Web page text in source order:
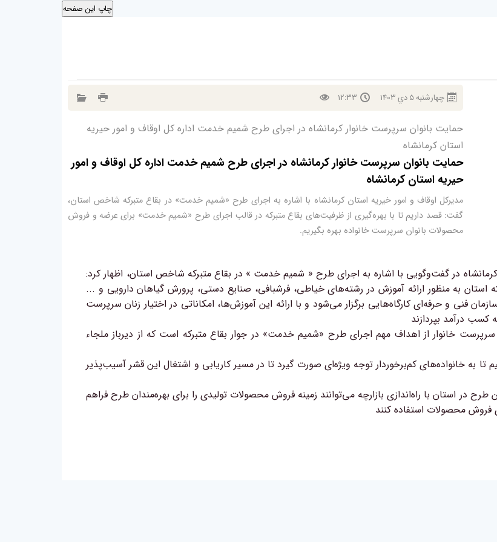
چهارشنبه5دي 1403
12:33
حمایت بانوان سرپرست خانوار کرمانشاه در اجرای طرح شمیم خدمت اداره کل اوقاف و امور حیریه
استان کرمانشاه
حمایت بانوان سرپرست خانوار کرمانشاه در اجرای طرح شمیم خدمت اداره کل اوقاف و امور
حیریه استان کرمانشاه
مدیرکل اوقاف و امور خیریه استان کرمانشاه با اشاره به اجرای طرح «شمیم خدمت» در بقاع متبرکه شاخص استان،
گفت: قصد داریم تا با بهره‌گیری از ظرفیت‌های بقاع متبرکه در قالب اجرای طرح «شمیم خدمت» برای عرضه و فروش
محصولات بانوان سرپرست خانواده بهره بگیریم.
در گفت‌و‌گویی با اشاره به اجرای طرح « شمیم خدمت » در بقاع متبرکه شاخص استان، اظهار کرد:
استان به منظور ارائه آموزش در رشته‌های خیاطی، فرشبافی، صنایع دستی، پرورش گیاهان دارویی و ...
فنی و حرفه‌ای کارگاه‌هایی برگزار می‌شود و با ارائه این آموزش‌ها، امکاناتی در اختیار زنان سرپرست
کسب درآمد بپردازند
خانوار از اهداف مهم اجرای طرح «شمیم خدمت» در جوار بقاع متبرکه است که از دیرباز ملجاء
خانواده‌های کم‌برخوردار توجه ویژه‌ای صورت گیرد تا در مسیر کاریابی و اشتغال این قشر آسیب‌پذیر
طرح در استان با راه‌اندازی بازارچه می‌توانند زمینه فروش محصولات تولیدی را برای بهره‌مندان طرح فراهم
فروش محصولات استفاده کنند